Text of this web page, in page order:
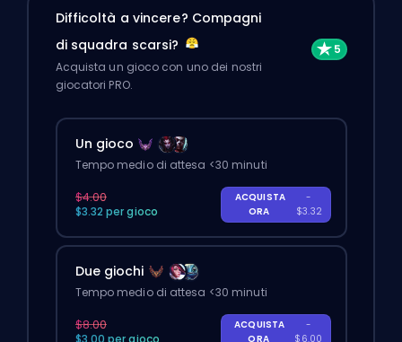
Difficoltà a vincere? Compagni
di squadra scarsi?
Acquista un gioco con uno dei nostri
giocatori PRO.
Un gioco
Tempo medio di attesa <30 minuti
$4.00
$3.32 per gioco
ACQUISTA
ORA
-
$3.32
Due giochi
Tempo medio di attesa <30 minuti
$8.00
$3.00 per gioco
ACQUISTA
ORA
-
$6.00